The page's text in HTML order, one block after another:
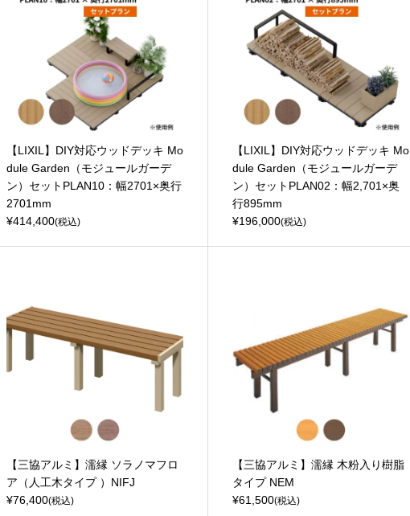
【LIXIL】DIY対応ウッドデッキ Mo
dule Garden（モジュールガーデ
ン）セットPLAN10：幅2701×奥行
2701mm
¥414,400(税込)
【LIXIL】DIY対応ウッドデッキ Mo
dule Garden（モジュールガーデ
ン）セットPLAN02：幅2,701×奥
行895mm
¥196,000(税込)
【三協アルミ】濡縁 ソラノマフロ
ア（人工木タイプ ）NIFJ
¥76,400(税込)
【三協アルミ】濡縁 木粉入り樹脂
タイプ NEM
¥61,500(税込)